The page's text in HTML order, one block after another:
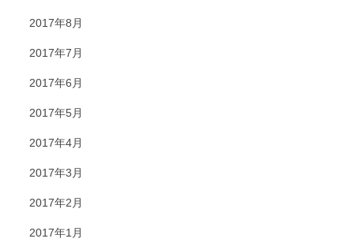
2017年8月
2017年7月
2017年6月
2017年5月
2017年4月
2017年3月
2017年2月
2017年1月